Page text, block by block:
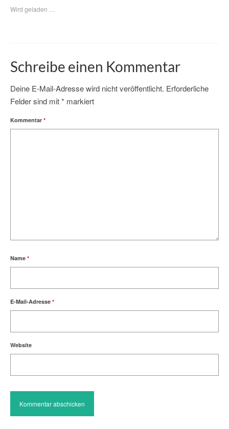
Wird geladen …
Schreibe einen Kommentar
Deine E-Mail-Adresse wird nicht veröffentlicht. Erforderliche
Felder sind mit* markiert
Kommentar *
Name *
E-Mail-Adresse *
Website